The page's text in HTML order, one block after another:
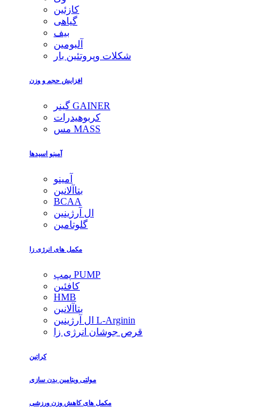
کازئین
گیاهی
بیف
آلبومین
شکلات وپروتئین بار
افزایش حجم و وزن
گینر GAINER
کربوهیدرات
مس MASS
آمینو اسیدها
آمینو
بتاآلانین
BCAA
ال آرژینین
گلوتامین
مکمل های انرژی زا
پمپ PUMP
کافئین
HMB
بتاآلانین
ال آرژینین L-Arginin
قرص جوشان انرژی زا
کراتین
مولتی ویتامین بدن سازی
مکمل های کاهش وزن ورزشی